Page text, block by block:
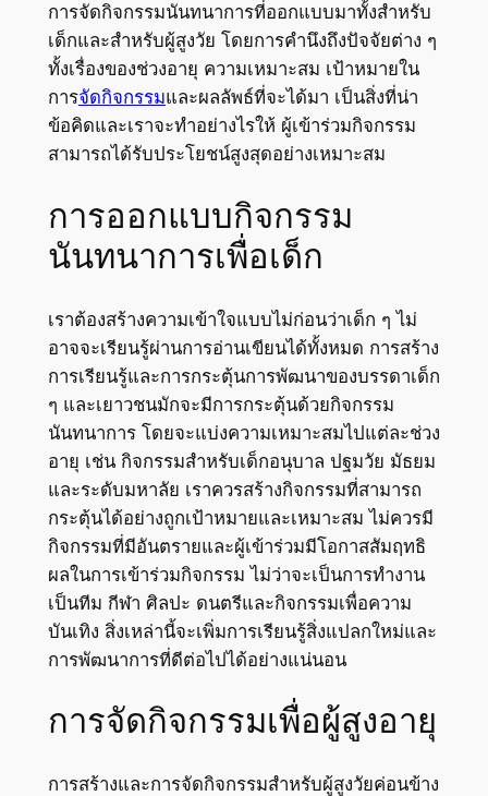
การจัดกิจกรรมนันทนาการที่ออกแบบมาทั้งสำหรับ
เด็กและสำหรับผู้สูงวัย โดยการคำนึงถึงปัจจัยต่าง ๆ
ทั้งเรื่องของช่วงอายุ ความเหมาะสม เป้าหมายใน
การจัดกิจกรรมและผลลัพธ์ที่จะได้มา เป็นสิ่งที่น่า
ข้อคิดและเราจะทำอย่างไรให้ ผู้เข้าร่วมกิจกรรม
สามารถได้รับประโยชน์สูงสุดอย่างเหมาะสม
การออกแบบกิจกรรม
นันทนาการเพื่อเด็ก
เราต้องสร้างความเข้าใจแบบไม่ก่อนว่าเด็ก ๆ ไม่
อาจจะเรียนรู้ผ่านการอ่านเขียนได้ทั้งหมด การสร้าง
การเรียนรู้และการกระตุ้นการพัฒนาของบรรดาเด็ก
ๆ และเยาวชนมักจะมีการกระตุ้นด้วยกิจกรรม
นันทนาการ โดยจะแบ่งความเหมาะสมไปแต่ละช่วง
อายุ เช่น กิจกรรมสำหรับเด็กอนุบาล ปฐมวัย มัธยม
และระดับมหาลัย เราควรสร้างกิจกรรมที่สามารถ
กระตุ้นได้อย่างถูกเป้าหมายและเหมาะสม ไม่ควรมี
กิจกรรมที่มีอันตรายและผู้เข้าร่วมมีโอกาสสัมฤทธิ
ผลในการเข้าร่วมกิจกรรม ไม่ว่าจะเป็นการทำงาน
เป็นทีม กีฬา ศิลปะ ดนตรีและกิจกรรมเพื่อความ
บันเทิง สิ่งเหล่านี้จะเพิ่มการเรียนรู้สิ่งแปลกใหม่และ
การพัฒนาการที่ดีต่อไปได้อย่างแน่นอน
การจัดกิจกรรมเพื่อผู้สูงอายุ
การสร้างและการจัดกิจกรรมสำหรับผู้สูงวัยค่อนข้าง